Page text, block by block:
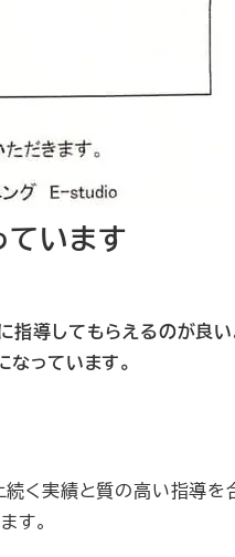
ています
指導してもらえるのが良い
っています。
続く実績と質の高い指導を
す。